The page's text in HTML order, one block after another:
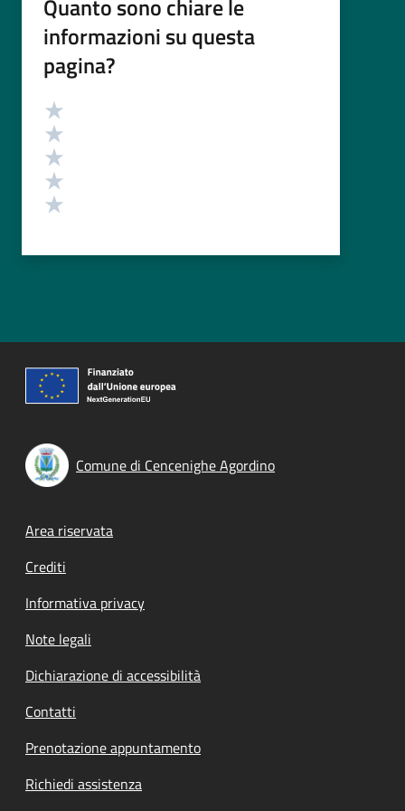
Quanto sono chiare le
informazioni su questa
pagina?
Valutazione
Comune di Cencenighe Agordino
Footer menu
Area riservata
Crediti
Informativa privacy
Note legali
Dichiarazione di accessibilità
Contatti
Prenotazione appuntamento
Richiedi assistenza